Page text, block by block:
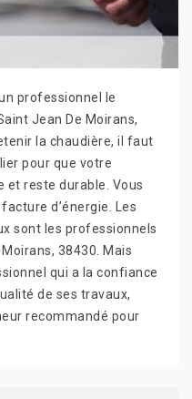
professionnel le
Jean De Moirans,
la chaudière, il faut
pour que votre
reste durable. Vous
d’énergie. Les
sont les professionnels
38430. Mais
qui a la confiance
de ses travaux,
recommandé pour